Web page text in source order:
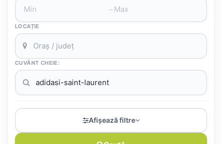
–
LOCAȚIE
CUVÂNT CHEIE:
Afișează filtre